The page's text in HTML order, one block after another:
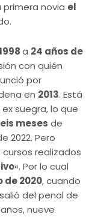
novia el
a 24 años de
con quién
por
en 2013. Está
suegra, lo que
meses de
2022. Pero
realizados
«. Por lo cual
de 2020, cuando
del penal de
nueve